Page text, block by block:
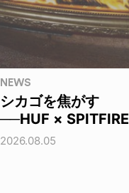
NEWS
シカゴを焦がす
──HUF × SPITFIRE
2026.08.05